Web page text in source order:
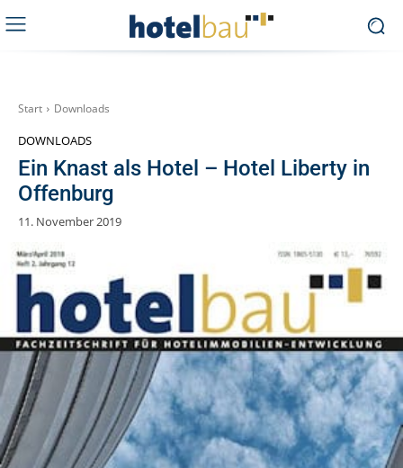
Start Downloads
DOWNLOADS
Ein Knast als Hotel – Hotel Liberty in
Offenburg
11. November 2019